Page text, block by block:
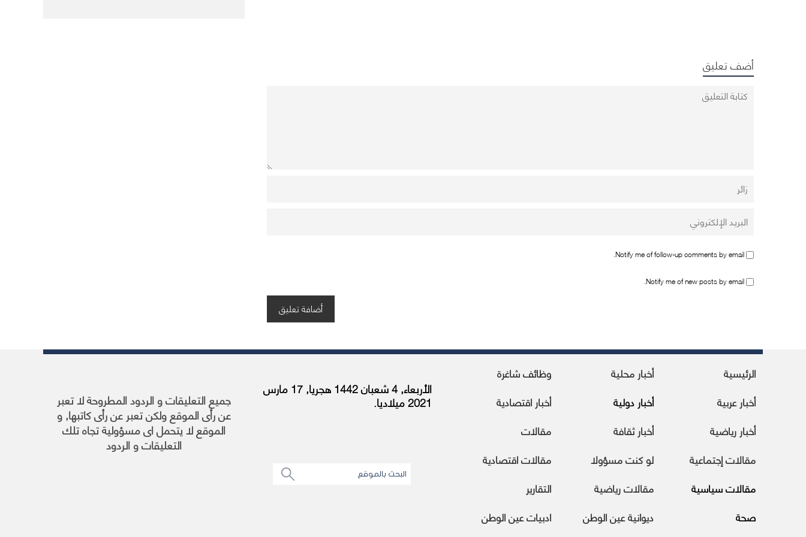
أضف تعليق
Notify me of follow-up comments by email.
Notify me of new posts by email.
الرئيسية أخبار محلية
وظائف شاغرة
أخبار عربية
أخبار دولية
أخبار اقتصادية
أخبار رياضية
أخبار ثقافة
مقالات
مقالات إجتماعية
لو كنت مسؤولا
مقالات اقتصادية
مقالات سياسية
مقالات رياضية
التقارير
صحة
ديوانية عين الوطن
ادبيات عين الوطن
الأربعاء, 4 شعبان 1442 هجريا, 17 مارس
2021 ميلاديا. جميع التعليقات و الردود المطروحة لا تعبر
عن رأى الموقع ولكن تعبر عن رأى كاتبها, و
الموقع لا يتحمل اى مسؤولية تجاه تلك
التعليقات و الردود